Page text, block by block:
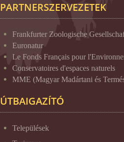
PARTNERSZERVEZETEK
Frankfurter Zoologische
Euronatur
Le Fonds Français pour
Conservatoires d'espaces naturels
MME (Magyar Madártani és
ÚTBAIGAZÍTÓ
Települések